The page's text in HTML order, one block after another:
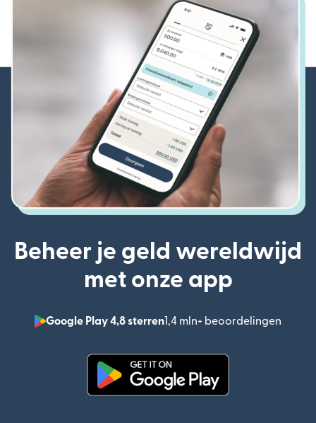
Beheer je geld wereldwijd
met onze app
Google Play 4,8 sterren1,4 mln+ beoordelingen